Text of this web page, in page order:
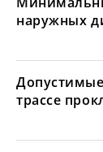
наружных
трассе